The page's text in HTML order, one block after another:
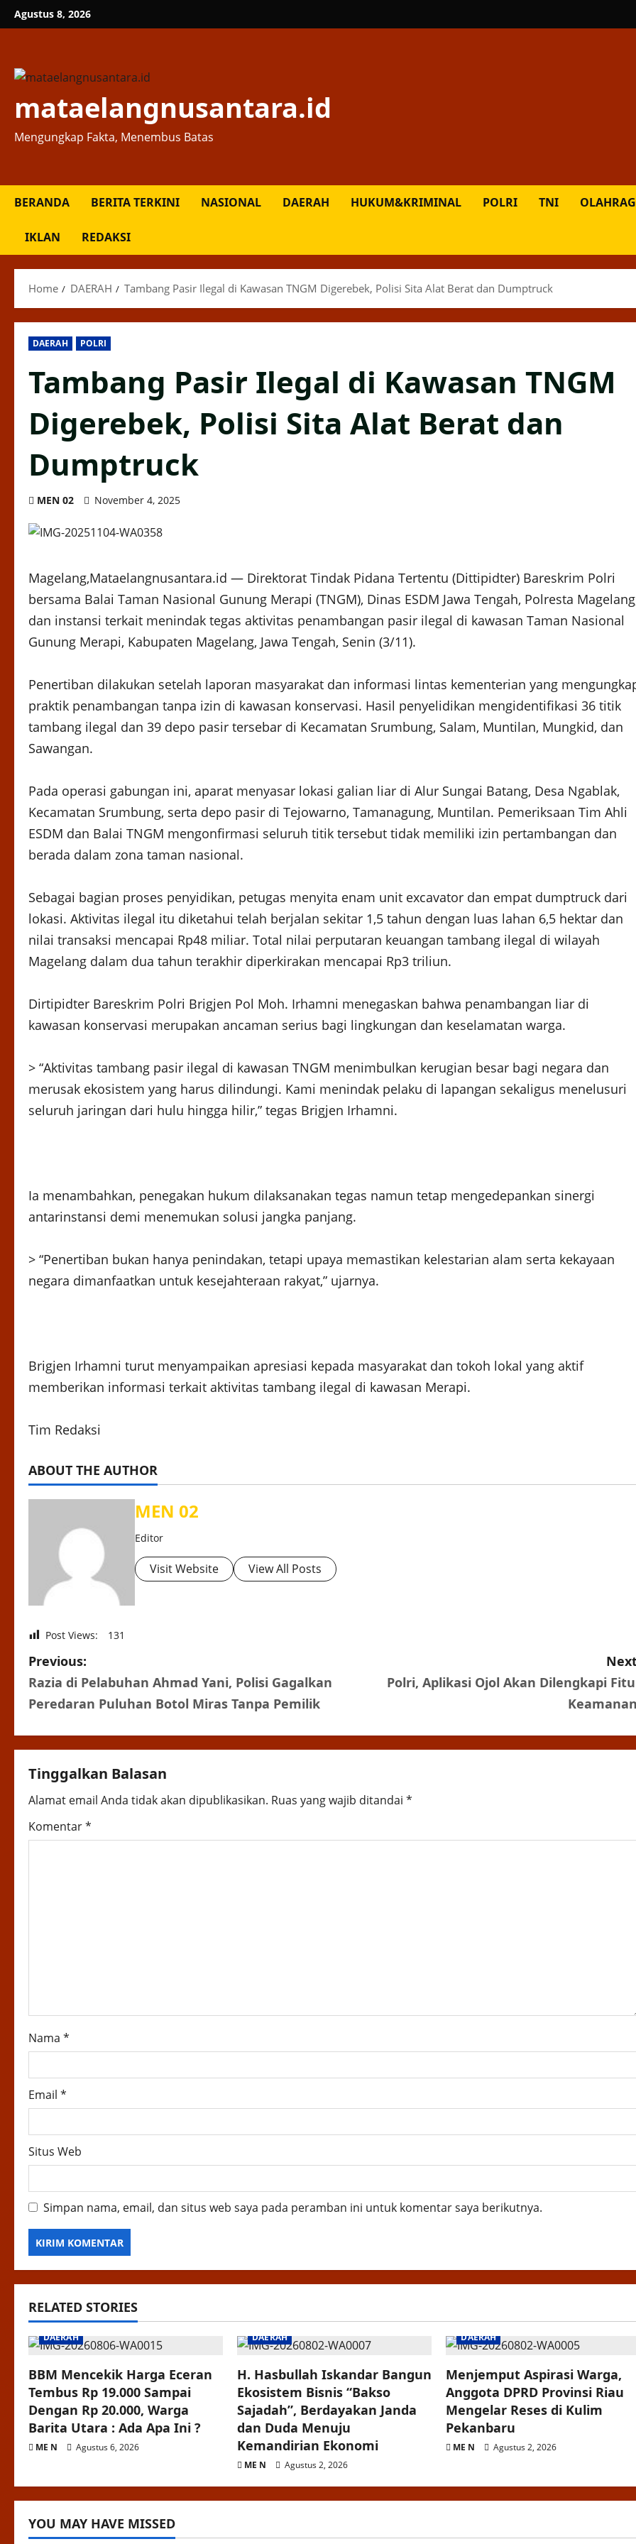
Skip
to
Agustus 8, 2026
mataelangnusantara.id
Mengungkap Fakta, Menembus Batas
BERANDA BERITA TERKINI NASIONAL DAERAH HUKUM&KRIMINAL POLRI TNI
IKLAN REDAKSI
Home DAERAH Tambang Pasir Ilegal di Kawasan TNGM Digerebek, Polisi Sita Alat Berat dan Dumptruck
DAERAH POLRI
Tambang Pasir Ilegal di Kawasan TNGM
Digerebek, Polisi Sita Alat Berat dan
Dumptruck
MEN 02 November 4, 2025
Magelang,Mataelangnusantara.id — Direktorat Tindak Pidana Tertentu (Dittipidter) Bareskrim Polri
bersama Balai Taman Nasional Gunung Merapi (TNGM), Dinas ESDM Jawa Tengah, Polresta
dan instansi terkait menindak tegas aktivitas penambangan pasir ilegal di kawasan Taman Nasional
Gunung Merapi, Kabupaten Magelang, Jawa Tengah, Senin (3/11).
Penertiban dilakukan setelah laporan masyarakat dan informasi lintas kementerian yang
praktik penambangan tanpa izin di kawasan konservasi. Hasil penyelidikan mengidentifikasi 36 titik
tambang ilegal dan 39 depo pasir tersebar di Kecamatan Srumbung, Salam, Muntilan, Mungkid, dan
Sawangan.
Pada operasi gabungan ini, aparat menyasar lokasi galian liar di Alur Sungai Batang, Desa Ngablak,
Kecamatan Srumbung, serta depo pasir di Tejowarno, Tamanagung, Muntilan. Pemeriksaan Tim Ahli
ESDM dan Balai TNGM mengonfirmasi seluruh titik tersebut tidak memiliki izin pertambangan dan
berada dalam zona taman nasional.
Sebagai bagian proses penyidikan, petugas menyita enam unit excavator dan empat dumptruck dari
lokasi. Aktivitas ilegal itu diketahui telah berjalan sekitar 1,5 tahun dengan luas lahan 6,5 hektar dan
nilai transaksi mencapai Rp48 miliar. Total nilai perputaran keuangan tambang ilegal di wilayah
Magelang dalam dua tahun terakhir diperkirakan mencapai Rp3 triliun.
Dirtipidter Bareskrim Polri Brigjen Pol Moh. Irhamni menegaskan bahwa penambangan liar di
kawasan konservasi merupakan ancaman serius bagi lingkungan dan keselamatan warga.
> “Aktivitas tambang pasir ilegal di kawasan TNGM menimbulkan kerugian besar bagi negara dan
merusak ekosistem yang harus dilindungi. Kami menindak pelaku di lapangan sekaligus menelusuri
seluruh jaringan dari hulu hingga hilir,” tegas Brigjen Irhamni.
Ia menambahkan, penegakan hukum dilaksanakan tegas namun tetap mengedepankan sinergi
antarinstansi demi menemukan solusi jangka panjang.
> “Penertiban bukan hanya penindakan, tetapi upaya memastikan kelestarian alam serta kekayaan
negara dimanfaatkan untuk kesejahteraan rakyat,” ujarnya.
Brigjen Irhamni turut menyampaikan apresiasi kepada masyarakat dan tokoh lokal yang aktif
memberikan informasi terkait aktivitas tambang ilegal di kawasan Merapi.
Tim Redaksi
ABOUT THE AUTHOR
MEN 02
Editor
Visit Website View All Posts
Post Views: 131
P
o
t
n
a
v
o
n
Previous:
Razia di Pelabuhan Ahmad Yani, Polisi Gagalkan
Peredaran Puluhan Botol Miras Tanpa Pemilik
Polri, Aplikasi Ojol Akan Dilengkapi
Tinggalkan Balasan
Alamat email Anda tidak akan dipublikasikan. Ruas yang wajib ditandai *
Komentar*
Nama *
Email *
Situs Web
Simpan nama, email, dan situs web saya pada peramban ini untuk komentar saya berikutnya.
RELATED STORIES
DAERAH
BBM Mencekik Harga Eceran
Tembus Rp 19.000 Sampai
Dengan Rp 20.000, Warga
Barita Utara : Ada Apa Ini ?
ME N Agustus 6, 2026
DAERAH
H. Hasbullah Iskandar Bangun
Ekosistem Bisnis “Bakso
Sajadah”, Berdayakan Janda
dan Duda Menuju
Kemandirian Ekonomi
ME N Agustus 2, 2026
DAERAH
Menjemput Aspirasi Warga,
Anggota DPRD Provinsi Riau
Mengelar Reses di Kulim
Pekanbaru
ME N Agustus 2, 2026
YOU MAY HAVE MISSED